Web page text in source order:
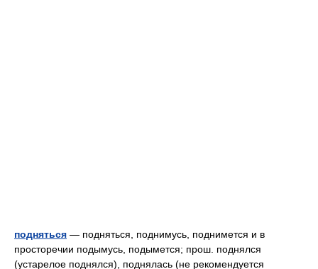
подняться — подняться, поднимусь, поднимется и в
просторечии подымусь, подымется; прош. поднялся
(устарелое поднялся), поднялась (не рекомендуется